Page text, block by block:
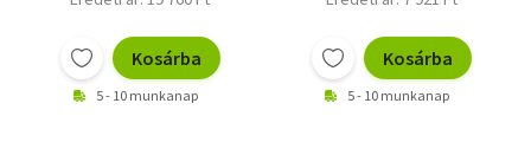
Kosárba
5 - 10 munkanap
Kosárba
5 - 10 munkanap